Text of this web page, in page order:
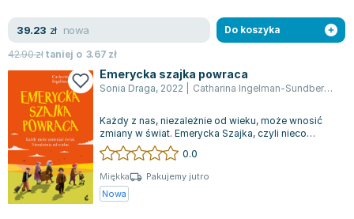
39.23 zł nowa
42.90złtaniej o 3.67 zł
Do koszyka
Emerycka szajka powraca
Sonia Draga, 2022 Catharina Ingelman-Sundberg,
Każdy z nas, niezależnie od wieku, może wnosić
zmiany w świat. Emerycka Szajka, czyli nieco
starsza i mniej zwinna wersja Robin Ho...
0.0
Miękka
Pakujemy jutro
Nowa